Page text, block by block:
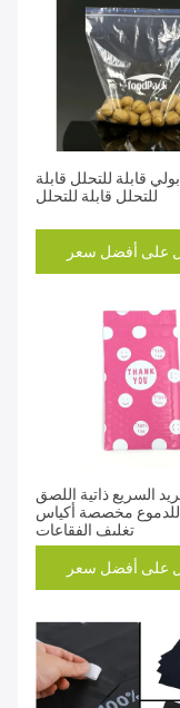
قابلة للتحلل قابلة
للتحلل قابلة للتحلل
على أفضل سعر
السريع ذاتية اللصق
للدموع مخصصة أكياس
تغليف الفقاعات
على أفضل سعر